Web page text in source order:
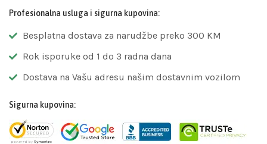
Profesionalna usluga i sigurna kupovina:
Besplatna dostava za narudžbe preko 300 KM
Rok isporuke od 1 do 3 radna dana
Dostava na Vašu adresu našim dostavnim vozilom
Sigurna kupovina: